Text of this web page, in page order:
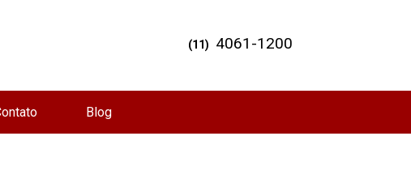
Blog
(11) 4061-1200